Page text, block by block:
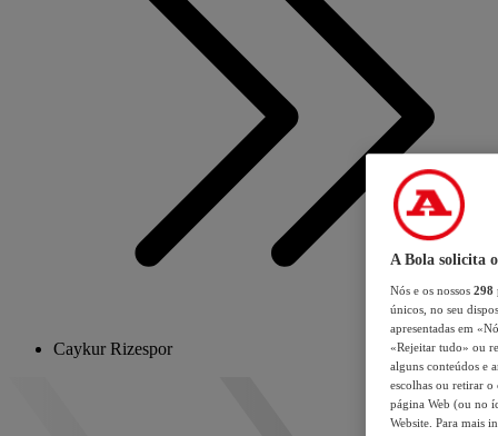
Caykur Rizespor
A Bola solicita
Nós e os nossos 298
únicos, no seu
apresentadas em
«Rejeitar tudo» ou
alguns conteúdos e
escolhas ou retirar
página Web (ou no
Website. Para mais